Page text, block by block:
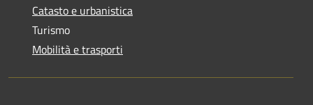
Catasto e urbanistica
Turismo
Mobilità e trasporti